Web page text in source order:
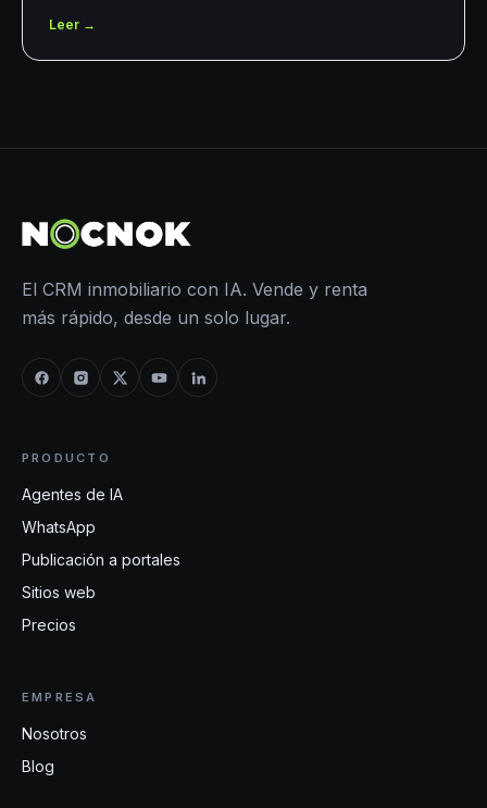
Leer →
El CRM inmobiliario con IA. Vende y renta
más rápido, desde un solo lugar.
PRODUCTO
Agentes de IA
WhatsApp
Publicación a portales
Sitios web
Precios
EMPRESA
Nosotros
Blog